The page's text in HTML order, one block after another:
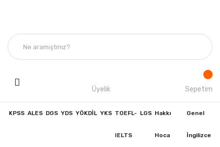
Üyelik Sepetim
KPSS ALES DGS YDS YÖKDİL YKS TOEFL-
IELTS
LGS Hakkı
Hoca
Genel
İngilizce